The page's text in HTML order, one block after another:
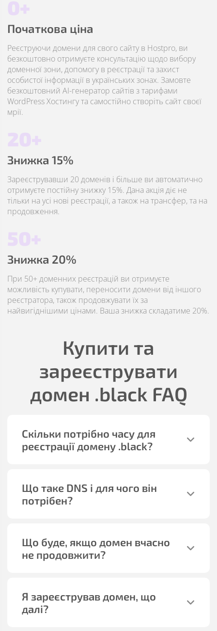
0+
Початкова ціна
Реєструючи домени для свого сайту в Hostpro, ви
безкоштовно отримуєте консультацію щодо вибору
доменної зони, допомогу в реєстрації та захист
особистої інформації в українських зонах. Замовте
безкоштовний AI-генератор сайтів з тарифами
WordPress Хостингу та самостійно створіть сайт своєї
мрії.
20+
Знижка 15%
Зареєструвавши 20 доменів і більше ви автоматично
отримуєте постійну знижку 15%. Дана акція діє не
тільки на усі нові реєстрації, а також на трансфер, та на
продовження.
50+
Знижка 20%
При 50+ доменних реєстрацій ви отримуєте
можливість купувати, переносити домени від іншого
реєстратора, також продовжувати їх за
найвигіднішими цінами. Ваша знижка складатиме 20%.
Купити та
зареєструвати
домен .black FAQ
Скільки потрібно часу для
реєстрації домену .black?
Що таке DNS і для чого він
потрібен?
Що буде, якщо домен вчасно
не продовжити?
Я зареєстрував домен, що
далі?